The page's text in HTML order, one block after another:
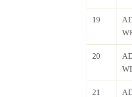
19
20
21